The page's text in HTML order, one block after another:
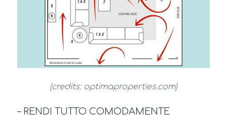
(credits: optimaproperties.com)
– RENDI TUTTO COMODAMENTE